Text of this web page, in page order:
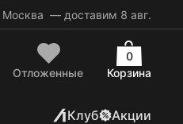
Москва — доставим 8 авг.
Отложенные Корзина
0
Клуб Акции